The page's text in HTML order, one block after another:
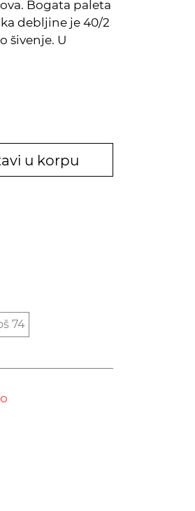
Bogata paleta
debljine je 40/2
šivenje. U
u korpu
74